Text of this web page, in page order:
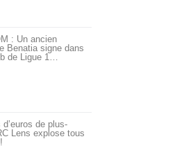
: Un ancien
Benatia signe dans
de Ligue 1…
de plus-
Lens explose tous